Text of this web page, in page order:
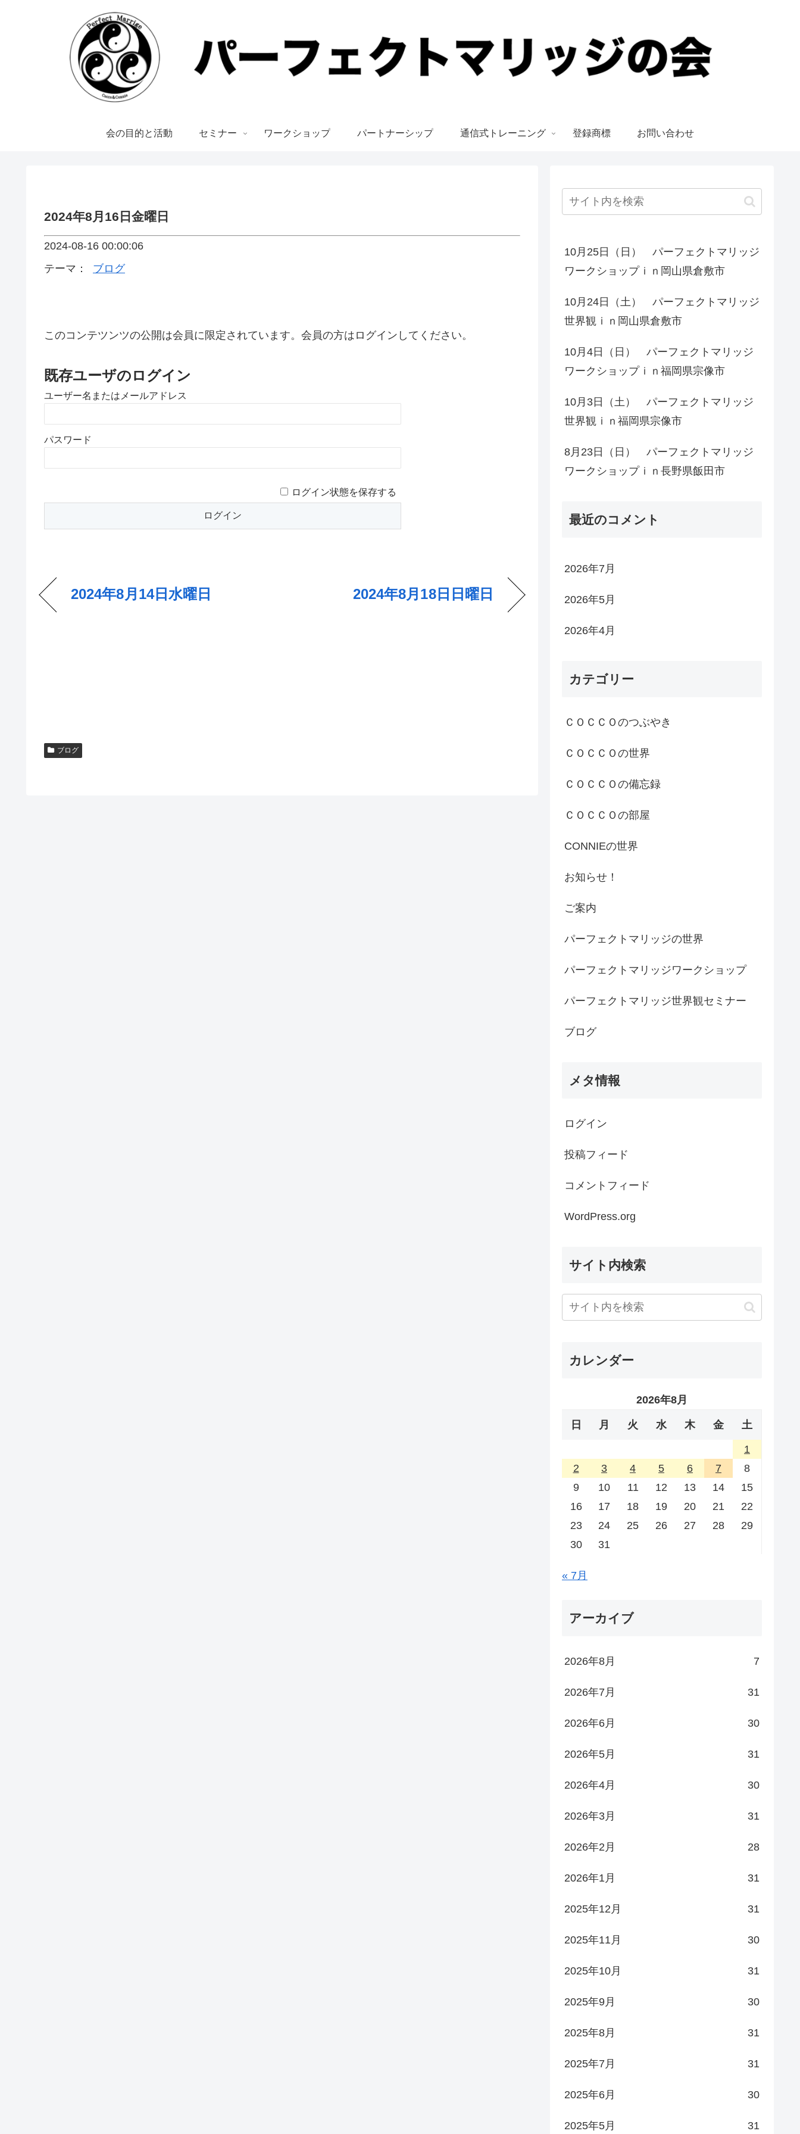
会の目的と活動 セミナー ワークショップ パートナーシップ 通信式トレーニング 登録商標 お問い合わせ
2024年8月16日金曜日
2024-08-16 00:00:06
テーマ：
ブログ
このコンテツンツの公開は会員に限定されています。会員の方はログインしてください。
既存ユーザのログイン
ユーザー名またはメールアドレス
パスワード
ログイン状態を保存する
2024年8月14日水曜日 2024年8月18日日曜日
ブログ
10月25日（日） パーフェクトマリッジ
ワークショップｉｎ岡山県倉敷市
10月24日（土） パーフェクトマリッジ
世界観ｉｎ岡山県倉敷市
10月4日（日） パーフェクトマリッジ
ワークショップｉｎ福岡県宗像市
10月3日（土） パーフェクトマリッジ
世界観ｉｎ福岡県宗像市
8月23日（日） パーフェクトマリッジ
ワークショップｉｎ長野県飯田市
最近のコメント
2026年7月
2026年5月
2026年4月
カテゴリー
ＣＯＣＣＯのつぶやき
ＣＯＣＣＯの世界
ＣＯＣＣＯの備忘録
ＣＯＣＣＯの部屋
CONNIEの世界
お知らせ！
ご案内
パーフェクトマリッジの世界
パーフェクトマリッジワークショップ
パーフェクトマリッジ世界観セミナー
ブログ
メタ情報
ログイン
投稿フィード
コメントフィード
WordPress.org
サイト内検索
カレンダー
2026年8月
日 月 火 水 木 金 土
1
2
3 4 5 6 7
8
9
10 11 12 13 14
15
16
17 18 19 20 21
22
23
24 25 26 27 28
29
30
31
« 7月
アーカイブ
2026年8月 7
2026年7月 31
2026年6月 30
2026年5月 31
2026年4月 30
2026年3月 31
2026年2月 28
2026年1月 31
2025年12月 31
2025年11月 30
2025年10月 31
2025年9月 30
2025年8月 31
2025年7月 31
2025年6月 30
2025年5月 31